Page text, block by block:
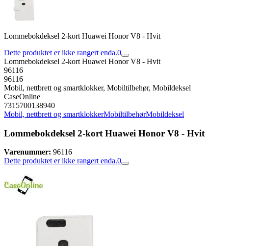
Lommebokdeksel 2-kort Huawei Honor V8 - Hvit
Dette produktet er ikke rangert enda.0
Lommebokdeksel 2-kort Huawei Honor V8 - Hvit
96116
96116
Mobil, nettbrett og smartklokker, Mobiltilbehør, Mobildeksel
CaseOnline
7315700138940
Mobil, nettbrett og smartklokkerMobiltilbehørMobildeksel
Lommebokdeksel 2-kort Huawei Honor V8 - Hvit
Varenummer: 96116
Dette produktet er ikke rangert enda.0